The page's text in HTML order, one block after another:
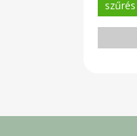
szűrés